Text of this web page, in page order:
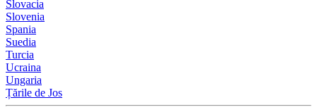
Slovacia
Slovenia
Spania
Suedia
Turcia
Ucraina
Ungaria
Țările de Jos